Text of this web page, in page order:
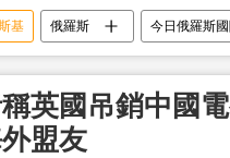
基 俄羅斯 今日俄羅斯
英國吊銷中國
盟友